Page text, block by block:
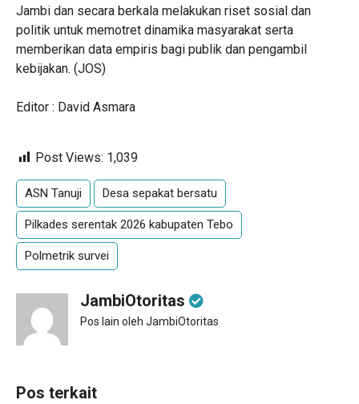
Jambi dan secara berkala melakukan riset sosial dan
politik untuk memotret dinamika masyarakat serta
memberikan data empiris bagi publik dan pengambil
kebijakan. (JOS)
Editor : David Asmara
Post Views: 1,039
ASN Tanuji Desa sepakat bersatu
Pilkades serentak 2026 kabupaten Tebo
Polmetrik survei
JambiOtoritas
Pos lain oleh JambiOtoritas
Pos terkait